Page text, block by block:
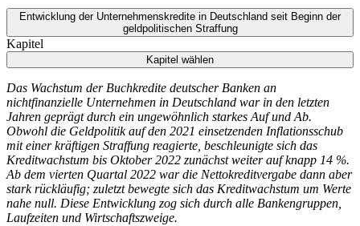
Entwicklung der Unternehmenskredite in Deutschland seit Beginn der
geldpolitischen Straffung
Kapitel
Kapitel wählen
Das Wachstum der Buchkredite deutscher Banken an
nichtfinanzielle Unternehmen in Deutschland war in den letzten
Jahren geprägt durch ein ungewöhnlich starkes Auf und Ab.
Obwohl die Geldpolitik auf den 2021 einsetzenden Inflationsschub
mit einer kräftigen Straffung reagierte, beschleunigte sich das
Kreditwachstum bis Oktober 2022 zunächst weiter auf knapp 14 %.
Ab dem vierten Quartal 2022 war die Nettokreditvergabe dann aber
stark rückläufig; zuletzt bewegte sich das Kreditwachstum um Werte
nahe null. Diese Entwicklung zog sich durch alle Bankengruppen,
Laufzeiten und Wirtschaftszweige.